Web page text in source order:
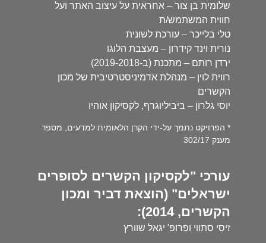
שלומית בן צור – אחראית על עיצוב האתר ועל
חווית המשתמש/ת
טלי בלייכר – עורכת לשונית
נורית וינד קידרון – מעצבת הלוגו
ירדן רותם – מתכנת (ב-2019-2018)
רווית לוין – מנהלת אדמיניסטרטיבית של מכון
הקשרים
יוסי גלרון – ביביליוגרף, לקסיקון אוהיו
* הפרויקט נתמך על-ידי הקרן הלאומית למדעים, מספר
מענק 302/17
עורכי "לקסיקון הקשרים לסופרים
ישראלים" (הוצאת דביר ומכון
הקשרים, 2014):
זיסי סתווי ופרופ' יגאל שוורץ